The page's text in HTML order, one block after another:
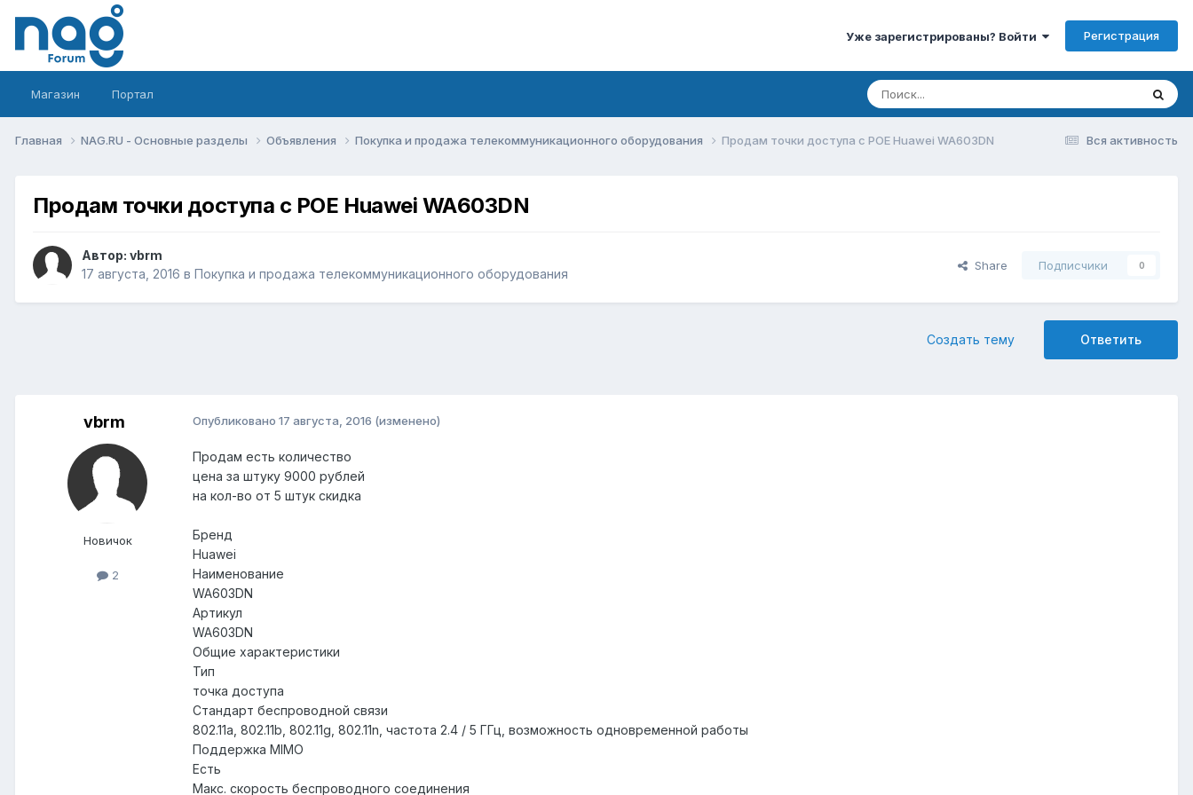
Уже зарегистрированы? Войти Регистрация
Магазин Портал
Вся активность
Главная NAG.RU - Основные разделы Объявления Покупка и продажа телекоммуникационного оборудования Продам точки доступа с POE Huawei WA603DN
Продам точки доступа с POE Huawei WA603DN
Автор: vbrm
17 августа, 2016 в Покупка и продажа телекоммуникационного оборудования
Share Подписчики 0
Ответить
Создать тему
vbrm
Новичок
2
Опубликовано 17 августа, 2016 (изменено)
Продам есть количество
цена за штуку 9000 рублей
на кол-во от 5 штук скидка
Бренд
Huawei
Наименование
WA603DN
Артикул
WA603DN
Общие характеристики
Тип
точка доступа
Стандарт беспроводной связи
802.11a, 802.11b, 802.11g, 802.11n, частота 2.4 / 5 ГГц, возможность одновременной работы
Поддержка MIMO
Есть
Макс. скорость беспроводного соединения